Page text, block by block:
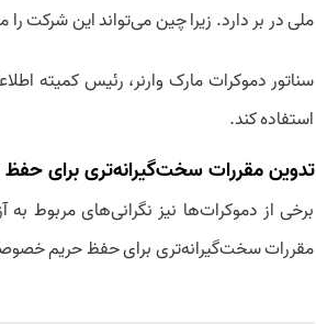
ملی در بر دارد. زیرا چین می‌تواند این شرکت را مجبور کند داده‌های ۱۷۰میلیون کاربر
سناتور دموکرات مارک وارنر، رئیس کمیته
استفاده کند.
تدوین مقررات سخت‌گیرانه‌تری برای
برخی از دموکرات‌ها نیز نگرانی‌های مربوط
مقررات سخت‌گیرانه‌تری برای حفظ حریم